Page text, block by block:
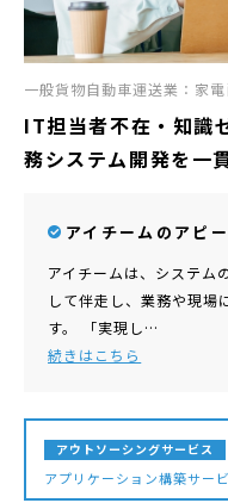
一般貨物自動車運送業：家
IT担当者不在・知識
務システム開発を一
アイチームのアピ
アイチームは、システム
して伴走し、業務や現場
す。 「実現し…
続きはこちら
アウトソーシングサービス
アプリケーション構築サー